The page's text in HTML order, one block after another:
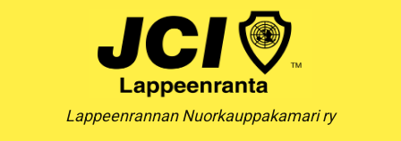
Lappeenrannan Nuorkauppakamari ry